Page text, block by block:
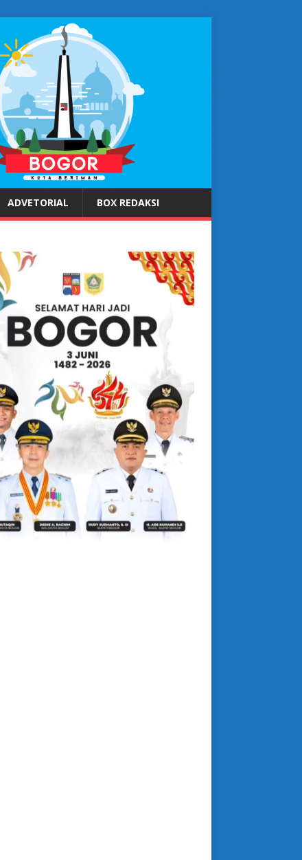
ADVETORIAL BOX REDAKSI